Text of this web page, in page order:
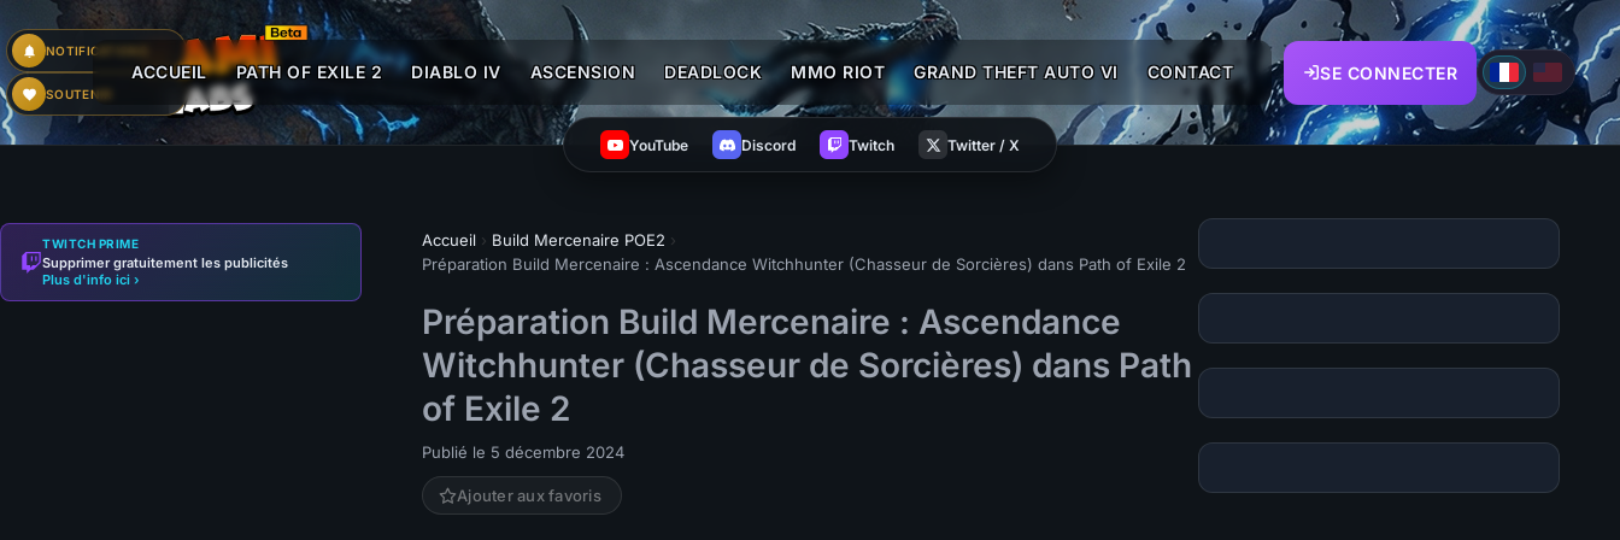
NOTIFICATIONS
SOUTENIR
ACCUEIL PATH OF EXILE 2 DIABLO IV ASCENSION DEADLOCK MMO RIOT GRAND THEFT AUTO VI CONTACT SE CONNECTER
YouTube Discord Twitch Twitter / X
Accueil › Build Mercenaire POE2 ›
Préparation Build Mercenaire : Ascendance Witchhunter (Chasseur de Sorcières) dans Path of Exile 2
Préparation Build Mercenaire : Ascendance
Witchhunter (Chasseur de Sorcières) dans Path
of Exile 2
Publié le 5 décembre 2024
Ajouter aux favoris
TWITCH PRIME
Supprimer gratuitement les publicités
Plus d'info ici ›